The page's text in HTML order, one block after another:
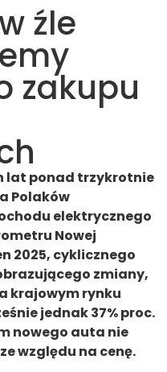
źle
zakupu
lat ponad trzykrotnie
Polaków
elektrycznego
Nowej
2025, cyklicznego
zmiany,
krajowym rynku
jednak 37% proc.
nowego auta nie
względu na cenę.